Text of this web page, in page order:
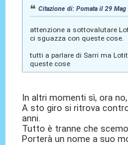
Citazione di: Pomata il 29
attenzione a sottovalutare
ci sguazza con queste cose.
tutti a parlare di Sarri ma
queste cose
In altri momenti sì, ora
A sto giro si ritrova
anni.
Tutto è tranne che scemo.
Porterà un nome a suo